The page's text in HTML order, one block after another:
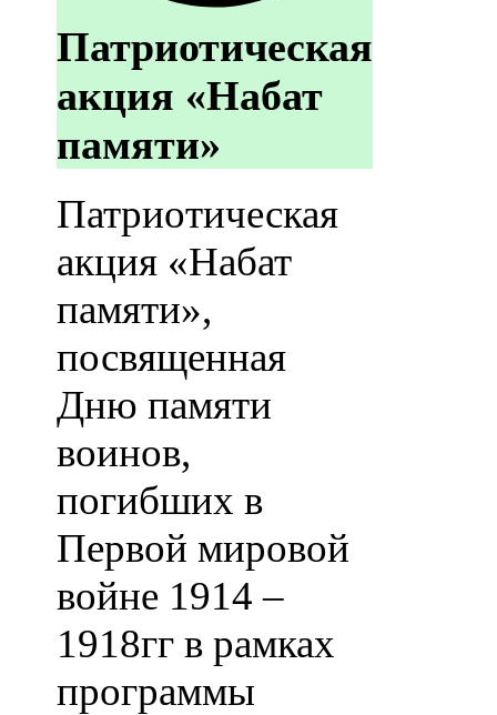
Патриотическая
акция «Набат
памяти»
Патриотическая
акция «Набат
памяти»,
посвященная
Дню памяти
воинов,
погибших в
Первой мировой
войне 1914 –
1918гг в рамках
программы